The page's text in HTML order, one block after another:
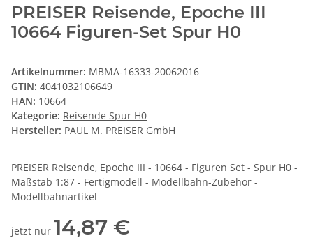
PREISER Reisende, Epoche III
10664 Figuren-Set Spur H0
Artikelnummer: MBMA-16333-20062016
GTIN: 4041032106649
HAN: 10664
Kategorie: Reisende Spur H0
Hersteller: PAUL M. PREISER GmbH
PREISER Reisende, Epoche III - 10664 - Figuren Set - Spur H0 -
Maßstab 1:87 - Fertigmodell - Modellbahn-Zubehör -
Modellbahnartikel
jetzt nur 14,87 €